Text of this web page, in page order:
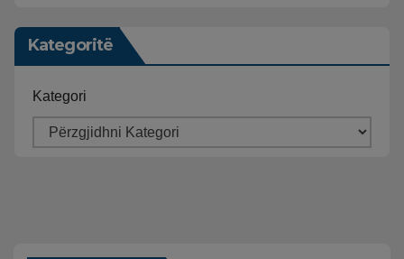
Kategoritë
Kategori